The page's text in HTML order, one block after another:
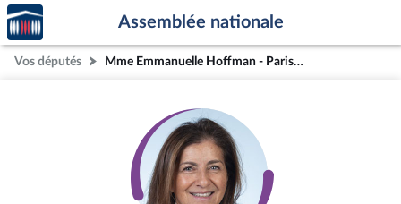
Aller au contenu
Aller en bas de la page
Accèder
à la
page
d'accueil
Assemblée nationale
Vos députés Mme Emmanuelle Hoffman - Paris (4e circonscription)